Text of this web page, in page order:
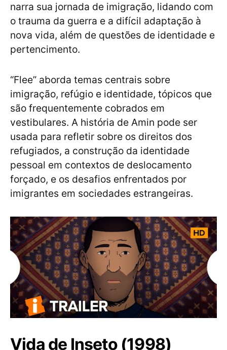
narra sua jornada de imigração, lidando com
o trauma da guerra e a difícil adaptação à
nova vida, além de questões de identidade e
pertencimento.
“Flee” aborda temas centrais sobre
imigração, refúgio e identidade, tópicos que
são frequentemente cobrados em
vestibulares. A história de Amin pode ser
usada para refletir sobre os direitos dos
refugiados, a construção da identidade
pessoal em contextos de deslocamento
forçado, e os desafios enfrentados por
imigrantes em sociedades estrangeiras.
Vida de Inseto (1998)